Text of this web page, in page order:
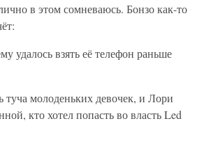
в этом сомневаюсь. Бонзо как-то
удалось взять её телефон раньше
туча молоденьких девочек, и Лори
кто хотел попасть во власть Led